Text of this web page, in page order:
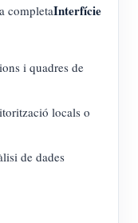
completaInterfície
i quadres de
locals o
de dades